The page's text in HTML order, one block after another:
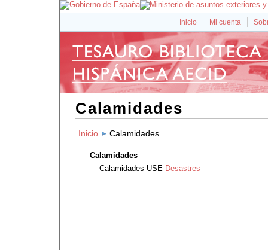
Inicio Mi cuenta
Calamidades
Inicio Calamidades
Calamidades
Calamidades USE Desastres